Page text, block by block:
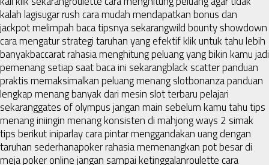
kalah lagisugar rush cara mudah mendapatkan bonus dan
jackpot melimpah baca tipsnya sekarangwild bounty showdown
cara mengatur strategi taruhan yang efektif klik untuk tahu lebih
banyakbaccarat rahasia menghitung peluang yang bikin kamu jadi
pemenang setiap saat baca ini sekarangblack scatter panduan
praktis memaksimalkan peluang menang slotbonanza panduan
lengkap menang banyak dari mesin slot terbaru pelajari
sekaranggates of olympus jangan main sebelum kamu tahu tips
menang iniingin menang konsisten di mahjong ways 2 simak
tips berikut iniparlay cara pintar menggandakan uang dengan
taruhan sederhanapoker rahasia memenangkan pot besar di
meja poker online jangan sampai ketinggalanroulette cara